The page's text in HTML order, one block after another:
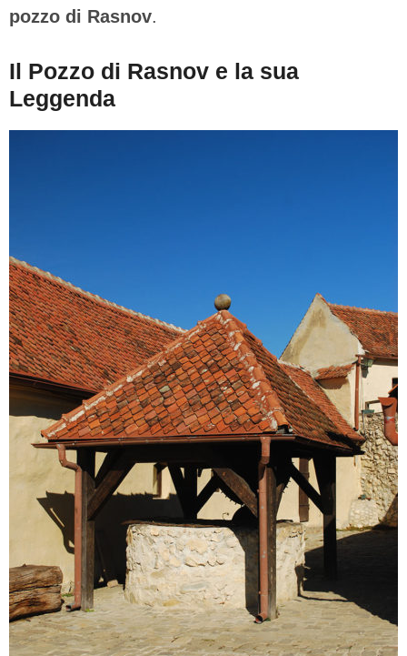
pozzo di Rasnov.
Il Pozzo di Rasnov e la sua
Leggenda